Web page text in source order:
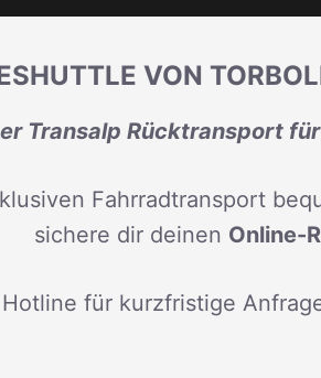
VON
Transalp Rücktransport
Fahrradtransport
sichere dir deinen Online-
für kurzfristige